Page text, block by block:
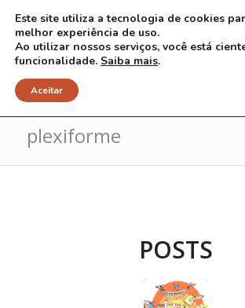
Arquivo para Tag:
plexiforme
POSTS
Este site utiliza a tecnologia de cookies
melhor experiência de uso.
Ao utilizar nossos serviços, você está
funcionalidade. Saiba mais.
Aceitar